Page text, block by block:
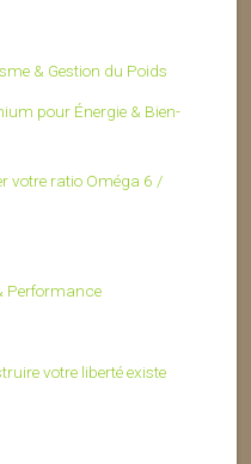
& Gestion du Poids
pour Énergie & Bien-
votre ratio Oméga 6 /
Performance
votre liberté existe